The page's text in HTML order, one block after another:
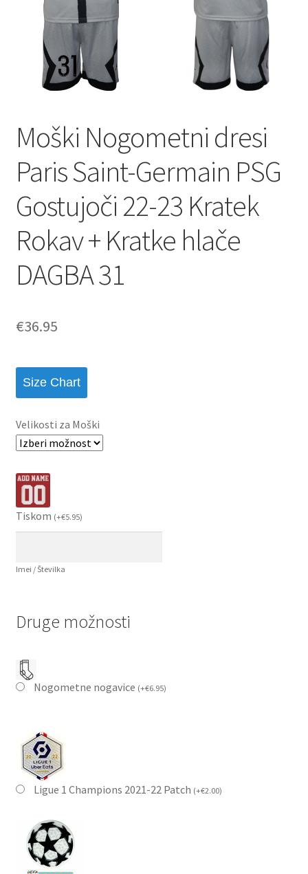
Moški Nogometni dresi
Paris Saint-Germain PSG
Gostujoči 22-23 Kratek
Rokav + Kratke hlače
DAGBA 31
€36.95
Size Chart
Velikosti za Moški
Tiskom (+€5.95)
Imei / Številka
Druge možnosti
Nogometne nogavice (+€6.95)
Ligue 1 Champions 2021-22 Patch (+€2.00)